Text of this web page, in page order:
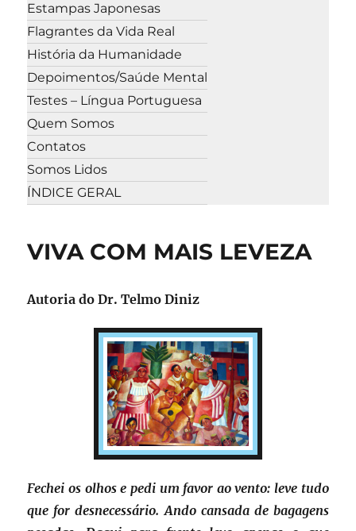
Estampas Japonesas
Flagrantes da Vida Real
História da Humanidade
Depoimentos/Saúde Mental
Testes – Língua Portuguesa
Quem Somos
Contatos
Somos Lidos
ÍNDICE GERAL
VIVA COM MAIS LEVEZA
Autoria do Dr. Telmo Diniz
Fechei os olhos e pedi um favor ao vento: leve tudo
que for desnecessário. Ando cansada de bagagens